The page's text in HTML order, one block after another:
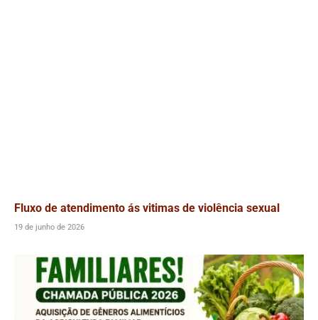
Fluxo de atendimento ás vitimas de violência sexual
19 de junho de 2026